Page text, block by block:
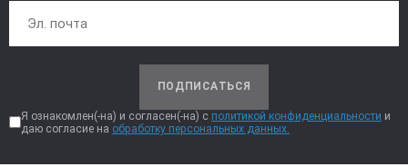
ПОДПИСАТЬСЯ
Я ознакомлен(-на) и согласен(-на) с политикой конфиденциальности и
даю согласие на обработку персональных данных.